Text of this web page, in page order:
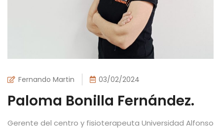
Fernando Martin 03/02/2024
Paloma Bonilla Fernández.
Gerente del centro y fisioterapeuta Universidad Alfonso